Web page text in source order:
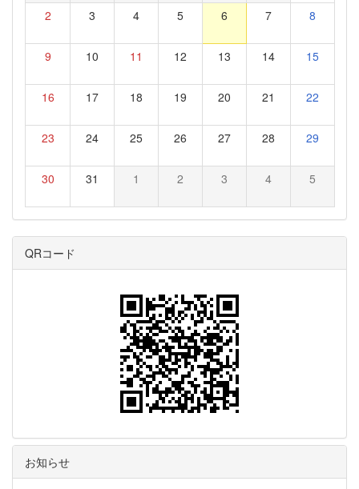
2 3 4 5 6 7 8
9 10 11 12 13 14 15
16 17 18 19 20 21 22
23 24 25 26 27 28 29
30 31 1 2 3 4 5
QRコード
お知らせ